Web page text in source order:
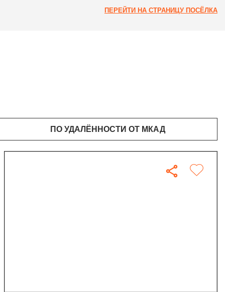
ПЕРЕЙТИ НА СТРАНИЦУ ПОСЁЛКА
ПО УДАЛЁННОСТИ ОТ МКАД